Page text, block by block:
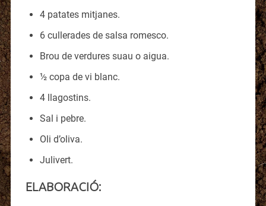
4 patates mitjanes.
6 cullerades de salsa romesco.
Brou de verdures suau o aigua.
½ copa de vi blanc.
4 llagostins.
Sal i pebre.
Oli d’oliva.
Julivert.
ELABORACIÓ: